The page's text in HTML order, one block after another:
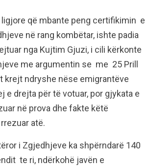
që mbante peng certifikimin e
në rang kombëtar, ishte padia
nga Kujtim Gjuzi, i cili kërkonte
me argumentin se me 25 Prill
krejt ndryshe nëse emigrantëve
e drejta për të votuar, por gjykata e
në prova dhe fakte këtë
atë.
i Zgjedhjeve ka shpërndarë 140
te ri, ndërkohë javën e